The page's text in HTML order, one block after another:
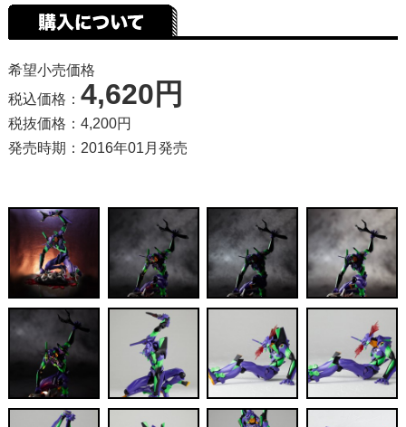
希望小売価格
税込価格： 4,620円
税抜価格：4,200円
発売時期：2016年01月発売